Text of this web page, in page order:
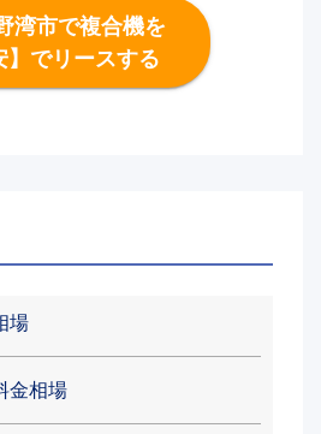
湾市で複合機を
】でリースする
場
金相場